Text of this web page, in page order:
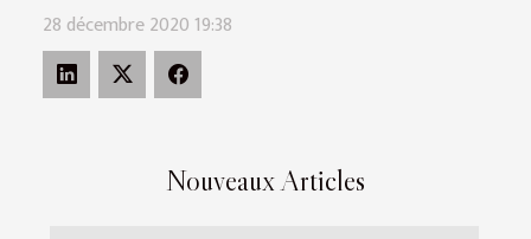
Nouveaux Articles
28 décembre 2020 19:38